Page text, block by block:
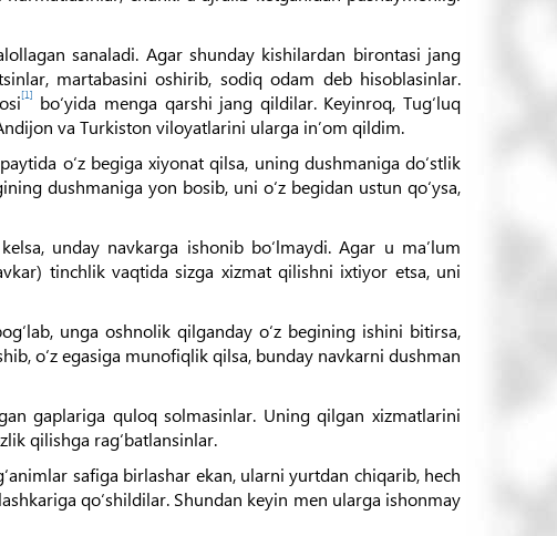
sanaladi. Agar shunday kishilardan birontasi jang
martabasini oshirib, sodiq odam deb hisoblasinlar.
[1]
bo‘yida menga qarshi jang qildilar. Keyinroq, Tug‘luq
va Turkiston viloyatlarini ularga in’om qildim.
o‘z begiga xiyonat qilsa, uning dushmaniga do‘stlik
dushmaniga yon bosib, uni o‘z begidan ustun qo‘ysa,
unday navkarga ishonib bo‘lmaydi. Agar u ma’lum
tinchlik vaqtida sizga xizmat qilishni ixtiyor etsa, uni
unga oshnolik qilganday o‘z begining ishini bitirsa,
o‘z egasiga munofiqlik qilsa, bunday navkarni dushman
gaplariga quloq solmasinlar. Uning qilgan xizmatlarini
qilishga rag‘batlansinlar.
safiga birlashar ekan, ularni yurtdan chiqarib, hech
qo‘shildilar. Shundan keyin men ularga ishonmay